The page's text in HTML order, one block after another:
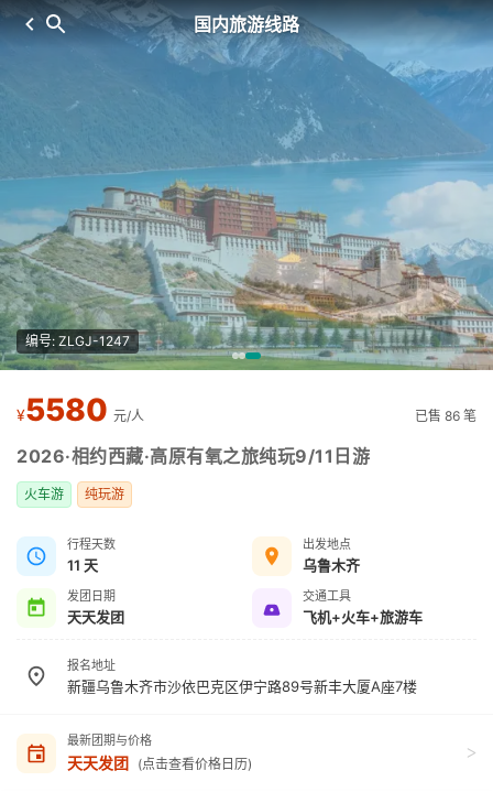
国内旅游线路
编号: ZLGJ-1247
¥5580 元/人 已售 86 笔
2026·相约西藏·高原有氧之旅纯玩9/11日游
火车游 纯玩游
行程天数
11 天
出发地点
乌鲁木齐
发团日期
天天发团
交通工具
飞机+火车+旅游车
报名地址
新疆乌鲁木齐市沙依巴克区伊宁路89号新丰大厦A座7楼
最新团期与价格
天天发团 (点击查看价格日历)
>